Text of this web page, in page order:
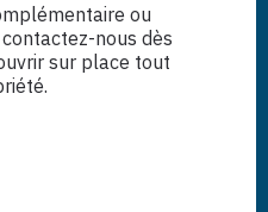
ou
nous dès
sur place tout